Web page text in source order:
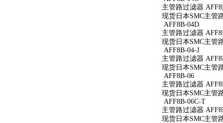
主管路过滤器
现货日本SMC主管
AFF8B-04D
主管路过滤器
现货日本SMC主管
AFF8B-04-J
主管路过滤器
现货日本SMC主管
AFF8B-06
主管路过滤器
现货日本SMC主管
AFF8B-06C-T
主管路过滤器
现货日本SMC主管